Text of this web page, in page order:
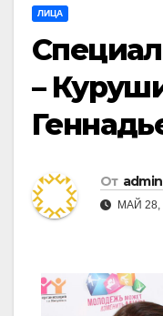
ЛИЦА
–
От admin
МАЙ 28,